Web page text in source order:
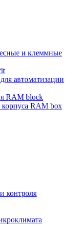
и клеммные
автоматизации
RAM block
RAM box
контроля